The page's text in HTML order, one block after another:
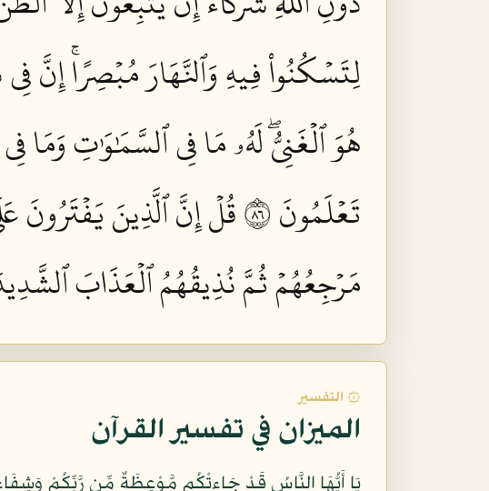
لِتَسۡكُنُواْ فِيهِ وَٱلنَّهَارَ مُبۡصِرًاۚ إِنَّ
هُوَ ٱلۡغَنِيُّۖ لَهُۥ مَا فِي ٱلسَّمَٰوَٰتِ وَمَا
تَعۡلَمُونَ ٦٨
قُلۡ إِنَّ ٱلَّذِينَ يَفۡتَرُونَ
مَرۡجِعُهُمۡ ثُمَّ نُذِيقُهُمُ ٱلۡعَذَابَ ٱلشَّدِيدَ
۞ التفسير
الميزان في تفسير القرآن